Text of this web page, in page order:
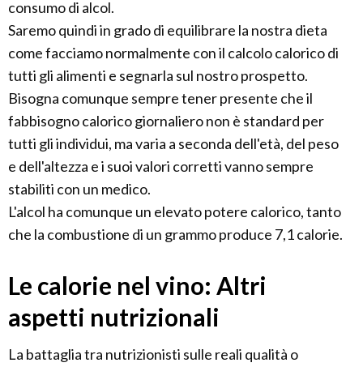
consumo di alcol.
Saremo quindi in grado di equilibrare la nostra dieta
come facciamo normalmente con il calcolo calorico di
tutti gli alimenti e segnarla sul nostro prospetto.
Bisogna comunque sempre tener presente che il
fabbisogno calorico giornaliero non è standard per
tutti gli individui, ma varia a seconda dell'età, del peso
e dell'altezza e i suoi valori corretti vanno sempre
stabiliti con un medico.
L'alcol ha comunque un elevato potere calorico, tanto
che la combustione di un grammo produce 7,1 calorie.
Le calorie nel vino: Altri
aspetti nutrizionali
La battaglia tra nutrizionisti sulle reali qualità o